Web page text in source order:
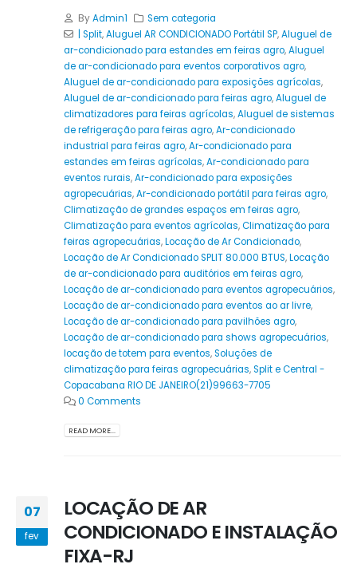
ByAdmin1
Sem categoria
| Split,Aluguel AR CONDICIONADO Portátil SP,Aluguel de
ar-condicionado para estandes em feiras agro,Aluguel
de ar-condicionado para eventos corporativos agro,
Aluguel de ar-condicionado para exposições agrícolas,
Aluguel de ar-condicionado para feiras agro,Aluguel de
climatizadores para feiras agrícolas,Aluguel de sistemas
de refrigeração para feiras agro,Ar-condicionado
industrial para feiras agro,Ar-condicionado para
estandes em feiras agrícolas,Ar-condicionado para
eventos rurais,Ar-condicionado para exposições
agropecuárias,Ar-condicionado portátil para feiras agro,
Climatização de grandes espaços em feiras agro,
Climatização para eventos agrícolas,Climatização para
feiras agropecuárias,Locação de Ar Condicionado,
Locação de Ar Condicionado SPLIT 80.000 BTUS,Locação
de ar-condicionado para auditórios em feiras agro,
Locação de ar-condicionado para eventos agropecuários,
Locação de ar-condicionado para eventos ao ar livre,
Locação de ar-condicionado para pavilhões agro,
Locação de ar-condicionado para shows agropecuários,
locação de totem para eventos,Soluções de
climatização para feiras agropecuárias,Split e Central -
Copacabana RIO DE JANEIRO(21)99663-7705
0 Comments
READ MORE...
07
fev
LOCAÇÃO DE AR
CONDICIONADO E INSTALAÇÃO
FIXA-RJ